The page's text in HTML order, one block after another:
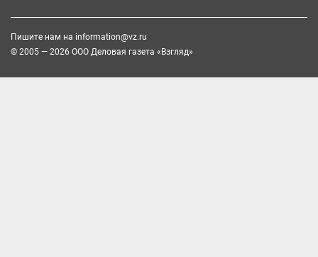
Пишите нам на information@vz.ru
© 2005 — 2026 ООО Деловая газета «Взгляд»